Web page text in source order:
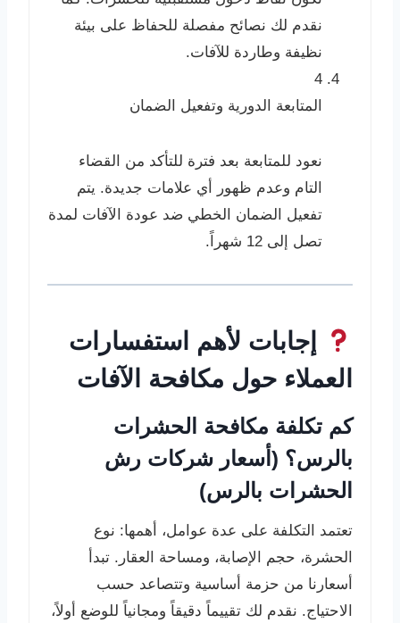
نقدم لك نصائح مفصلة للحفاظ على بيئة
نظيفة وطاردة للآفات.
4
المتابعة الدورية وتفعيل الضمان
نعود للمتابعة بعد فترة للتأكد من القضاء
التام وعدم ظهور أي علامات جديدة. يتم
تفعيل الضمان الخطي ضد عودة الآفات لمدة
تصل إلى 12 شهراً.
إجابات لأهم استفسارات
العملاء حول مكافحة الآفات
كم تكلفة مكافحة الحشرات
بالرس؟ (أسعار شركات رش
الحشرات بالرس)
تعتمد التكلفة على عدة عوامل، أهمها: نوع
الحشرة، حجم الإصابة، ومساحة العقار. تبدأ
أسعارنا من حزمة أساسية وتتصاعد حسب
الاحتياج. نقدم لك تقييماً دقيقاً ومجانياً للوضع أولاً،